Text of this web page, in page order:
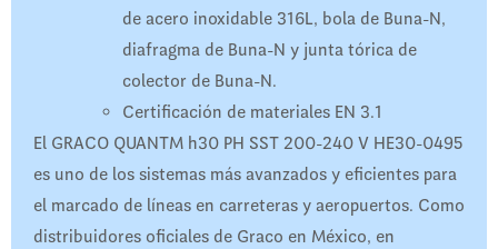
de acero inoxidable 316L, bola de Buna-N,
diafragma de Buna-N y junta tórica de
colector de Buna-N.
Certificación de materiales EN 3.1
El GRACO QUANTM h30 PH SST 200-240 V HE30-0495
es uno de los sistemas más avanzados y eficientes para
el marcado de líneas en carreteras y aeropuertos. Como
distribuidores oficiales de Graco en México, en